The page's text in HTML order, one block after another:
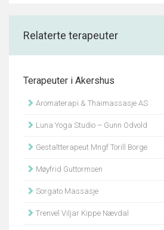
Relaterte terapeuter
Terapeuter i Akershus
Aromaterapi & Thaimassasje AS
Luna Yoga Studio – Gunn Odvold
Gestaltterapeut Mngf Torill Borge
Møyfrid Guttormsen
Sorgato Massasje
Trenvel Viljar Kippe Nævdal